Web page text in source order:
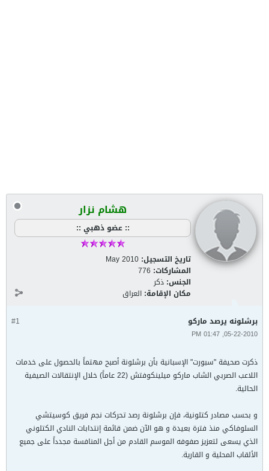
هشام نزار
:: عضو ذهبي ::
تاريخ التسجيل: May 2010
المشاركات: 776
الجنس: ذكر
مكان الإقامة: العراق
#1 برشلونه يرصد ماركو
05-22-2010, 01:47 PM
ذكرت صحيفة "سبورت" الإسبانية بأن برشلونة أصبح مهتماً بالحصول على خدمات
اللاعب الصربي الشاب ماركو ميلينكوفتش (22 عاماً) خلال الإنتقالات الصيفية
الحالية.
و بحسب مصادر كتلونية، فإن برشلونة رصد تحركات نجم فريق كوسيتشي
السلوفاكي منذ فترة بعيدة و هو الآن ضمن قائمة إنتدابات النادي الكتلوني
الذي يسعى لتعزيز صفوفه الموسم القادم من أجل المنافسة مجدداً على جميع
الألقاب المحلية و القارية.